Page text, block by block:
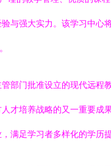
与强大实力。该学习中
部门批准设立的现代远
才培养战略的又一重要
满足学习者多样化的学历